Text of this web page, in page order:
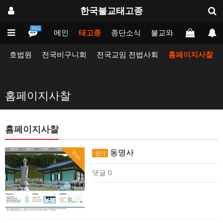
한국불교태고종
BBS
메인 태고종 종단소식 불교와의만남 업
호법원 전국비구니회 전국교임 전법사회 홈페이지사찰
홈페이지사찰
홈페이지사찰
Hot 인기 동명사
댓글 0